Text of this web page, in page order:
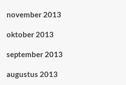
november 2013
oktober 2013
september 2013
augustus 2013